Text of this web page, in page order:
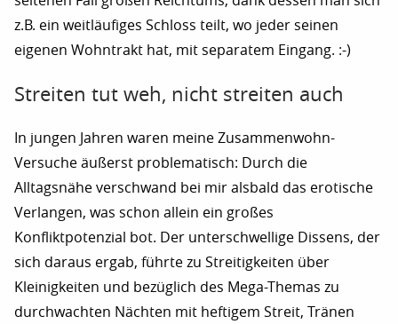
z.B. ein weitläufiges Schloss teilt, wo jeder seinen
eigenen Wohntrakt hat, mit separatem Eingang. :-)
Streiten tut weh, nicht streiten auch
In jungen Jahren waren meine Zusammenwohn-
Versuche äußerst problematisch: Durch die
Alltagsnähe verschwand bei mir alsbald das erotische
Verlangen, was schon allein ein großes
Konfliktpotenzial bot. Der unterschwellige Dissens, der
sich daraus ergab, führte zu Streitigkeiten über
Kleinigkeiten und bezüglich des Mega-Themas zu
durchwachten Nächten mit heftigem Streit, Tränen